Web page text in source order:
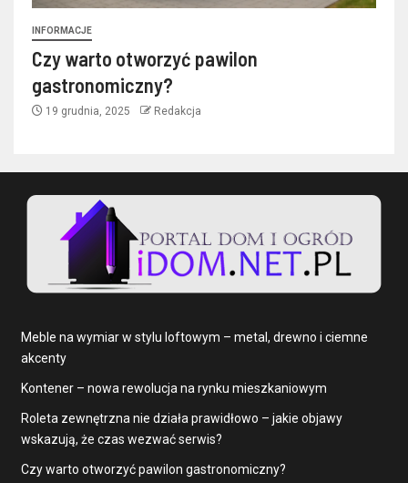
INFORMACJE
Czy warto otworzyć pawilon
gastronomiczny?
19 grudnia, 2025 Redakcja
Meble na wymiar w stylu loftowym – metal, drewno i ciemne
akcenty
Kontener – nowa rewolucja na rynku mieszkaniowym
Roleta zewnętrzna nie działa prawidłowo – jakie objawy
wskazują, że czas wezwać serwis?
Czy warto otworzyć pawilon gastronomiczny?